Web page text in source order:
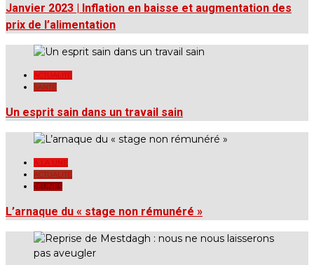
Janvier 2023 | Inflation en baisse et augmentation des
prix de l’alimentation
SANTÉ
Un esprit sain dans un travail sain
ACTUALITÉ
JEUNES
L’arnaque du « stage non rémunéré »